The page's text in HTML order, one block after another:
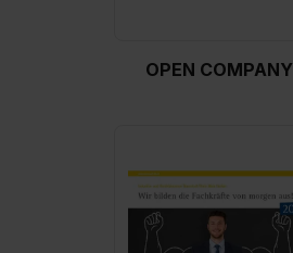
Auswahl über die Checkboxen und
zur Übermittlung deiner Daten in
S. 1 lit. a) DS-GVO). Die USA
angemessenes
OPEN COMPANY